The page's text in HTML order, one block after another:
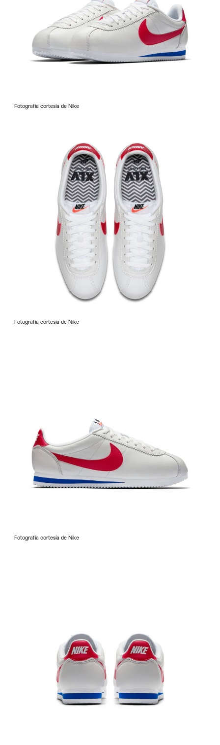
Fotografía cortesía de Nike
Fotografía cortesía de Nike
Fotografía cortesía de Nike